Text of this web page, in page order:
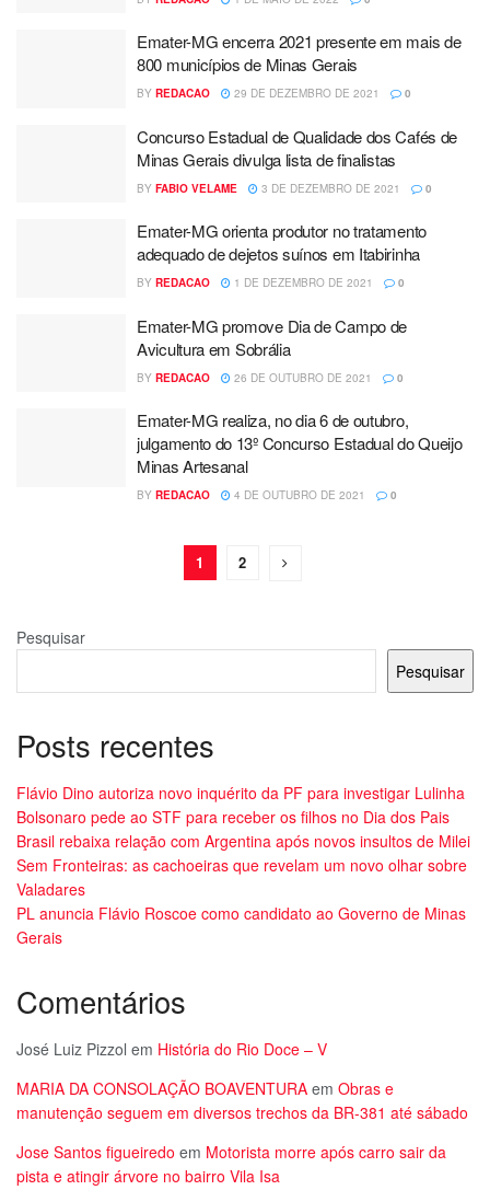
Emater-MG encerra 2021 presente em mais de
800 municípios de Minas Gerais
BY REDACAO 29 DE DEZEMBRO DE 2021 0
Concurso Estadual de Qualidade dos Cafés de
Minas Gerais divulga lista de finalistas
BY FABIO VELAME 3 DE DEZEMBRO DE 2021 0
Emater-MG orienta produtor no tratamento
adequado de dejetos suínos em Itabirinha
BY REDACAO 1 DE DEZEMBRO DE 2021 0
Emater-MG promove Dia de Campo de
Avicultura em Sobrália
BY REDACAO 26 DE OUTUBRO DE 2021 0
Emater-MG realiza, no dia 6 de outubro,
julgamento do 13º Concurso Estadual do Queijo
Minas Artesanal
BY REDACAO 4 DE OUTUBRO DE 2021 0
1 2
Pesquisar
Pesquisar
Posts recentes
Flávio Dino autoriza novo inquérito da PF para investigar Lulinha
Bolsonaro pede ao STF para receber os filhos no Dia dos Pais
Brasil rebaixa relação com Argentina após novos insultos de Milei
Sem Fronteiras: as cachoeiras que revelam um novo olhar sobre
Valadares
PL anuncia Flávio Roscoe como candidato ao Governo de Minas
Gerais
Comentários
José Luiz Pizzol em História do Rio Doce – V
MARIA DA CONSOLAÇÃO BOAVENTURA em Obras e
manutenção seguem em diversos trechos da BR-381 até sábado
Jose Santos figueiredo em Motorista morre após carro sair da
pista e atingir árvore no bairro Vila Isa